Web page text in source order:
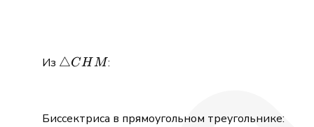
Из \triangle
△CHM:
Биссектриса в прямоугольном треугольнике: